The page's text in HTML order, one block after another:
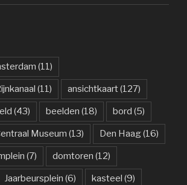
(11)
(11) ansichtkaart(127)
(43) beelden (18) bord (5)
Museum (13) Den Haag(16)
(7) domtoren (12)
Jaarbeursplein (6) kasteel (9)